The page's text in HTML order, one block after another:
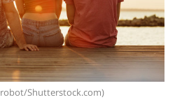
Shutterstock.com)